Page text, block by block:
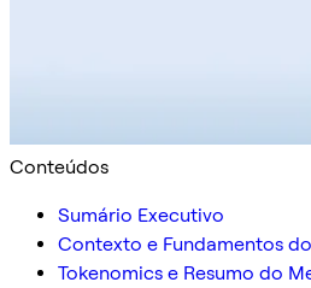
Conteúdos
Sumário Executivo
Contexto e Fundamentos
Tokenomics e Resumo do